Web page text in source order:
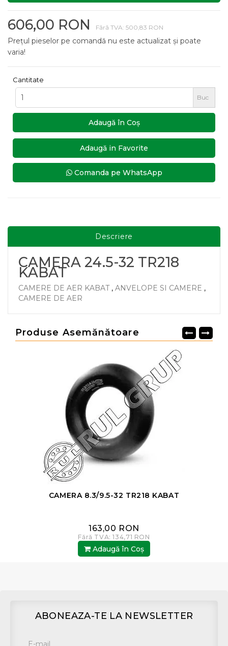
606,00 RON Fără TVA: 500,83 RON
Prețul pieselor pe comandă nu este actualizat și poate
varia!
Cantitate
Buc
Adaugă în Coş
Adaugă in Favorite
Comanda pe WhatsApp
Descriere
CAMERA 24.5-32 TR218
KABAT
CAMERE DE AER KABAT, ANVELOPE SI CAMERE ,
CAMERE DE AER
Produse Asemănătoare
CAMERA 8.3/9.5-32 TR218 KABAT
163,00 RON
Fără TVA: 134,71 RON
Adaugă în Coş
ABONEAZA-TE LA NEWSLETTER